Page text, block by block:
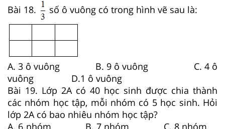
Bài 18.
số ô vuông có trong hình vẽ sau là:
A. 3 ô vuông B. 9 ô vuông C. 4 ô
vuông D.1 ô vuông
Bài 19. Lớp 2A có 40 học sinh được chia thành
các nhóm học tập, mỗi nhóm có 5 học sinh. Hỏi
lớp 2A có bao nhiêu nhóm học tập?
A. 6 nhóm B. 7 nhóm C. 8 nhóm